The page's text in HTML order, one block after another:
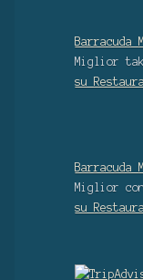
Barracuda
Miglior
su
Barracuda
Miglior
su